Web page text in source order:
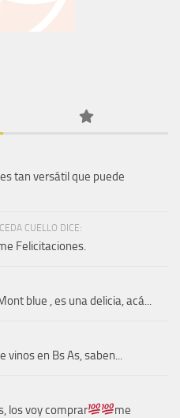
tan versátil que puede
CUELLO DICE:
Felicitaciones.
blue , es una delicia, acá...
vinos en Bs As, saben...
los voy comprar
me